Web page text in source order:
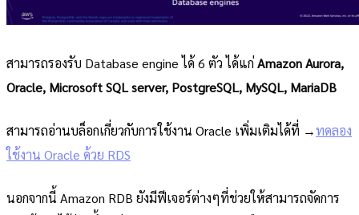
สามารถรองรับ Database engine ได้ 6 ตัว ได้แก่Amazon Aurora,
Oracle, Microsoft SQL server, PostgreSQL, MySQL, MariaDB
สามารถอ่านบล็อกเกี่ยวกับการใช้งาน Oracle เพิ่มเติมได้ที่ →ทดลอง
ใช้งาน Oracle ด้วย RDS
นอกจากนี้ Amazon RDB ยังมีฟีเจอร์ต่างๆที่ช่วยให้สามารถจัดการ